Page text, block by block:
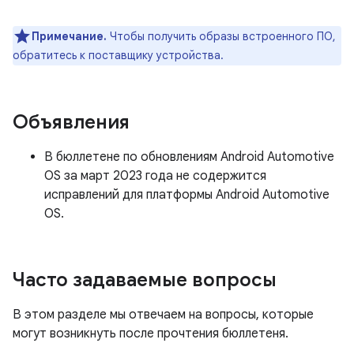
Примечание. Чтобы получить образы встроенного ПО,
обратитесь к поставщику устройства.
Объявления
В бюллетене по обновлениям Android Automotive
OS за март 2023 года не содержится
исправлений для платформы Android Automotive
OS.
Часто задаваемые вопросы
В этом разделе мы отвечаем на вопросы, которые
могут возникнуть после прочтения бюллетеня.